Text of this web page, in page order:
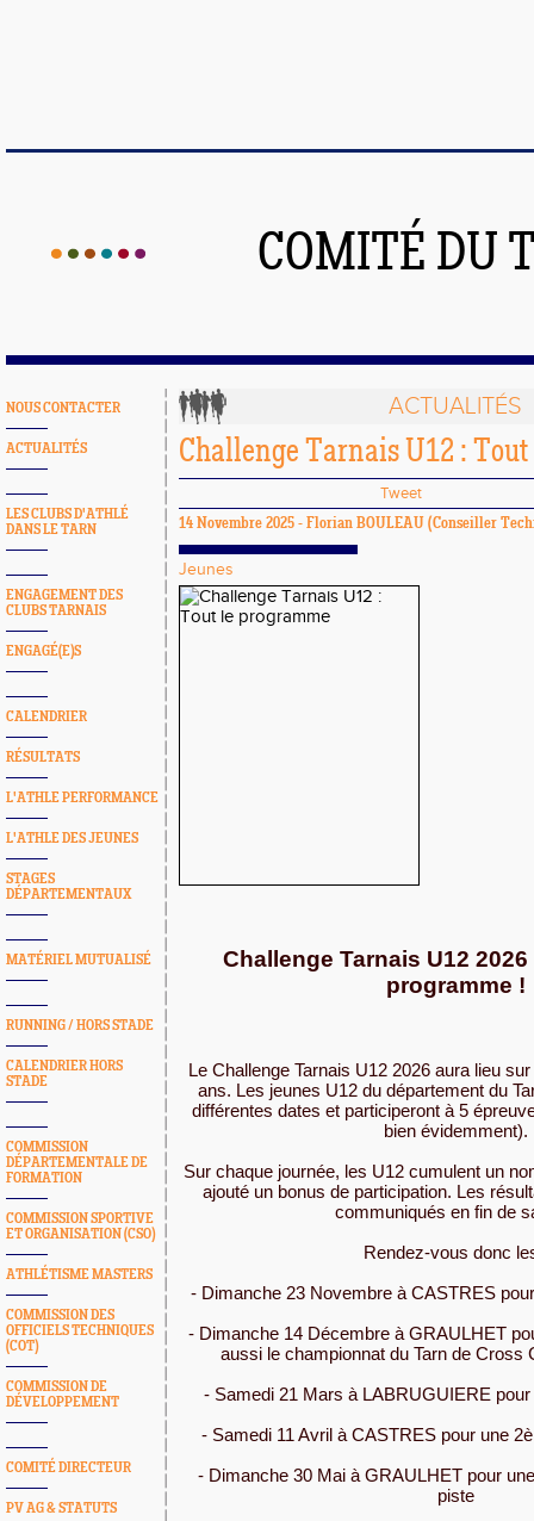
COMITÉ DU
NOUS CONTACTER
ACTUALITÉS
LES CLUBS D'ATHLÉ
DANS LE TARN
ENGAGEMENT DES
CLUBS TARNAIS
ENGAGÉ(E)S
CALENDRIER
RÉSULTATS
L'ATHLE PERFORMANCE
L'ATHLE DES JEUNES
STAGES
DÉPARTEMENTAUX
MATÉRIEL MUTUALISÉ
RUNNING / HORS STADE
CALENDRIER HORS
STADE
COMMISSION
DÉPARTEMENTALE DE
FORMATION
COMMISSION SPORTIVE
ET ORGANISATION (CSO)
ATHLÉTISME MASTERS
COMMISSION DES
OFFICIELS TECHNIQUES
(COT)
COMMISSION DE
DÉVELOPPEMENT
COMITÉ DIRECTEUR
PV AG & STATUTS
ACTUALITÉS
Challenge Tarnais U12 :
Tweet
14 Novembre 2025 - Florian BOULEAU (Conseiller
Jeunes
Challenge Tarnais U12
programme !
Le Challenge Tarnais U12 2026 aura lieu
ans. Les jeunes U12 du département du
différentes dates et participeront à 5
bien évidemment).
Sur chaque journée, les U12 cumulent un
ajouté un bonus de participation. Les
communiqués en fin de
Rendez-vous donc
- Dimanche 23 Novembre à CASTRES
- Dimanche 14 Décembre à GRAULHET
aussi le championnat du Tarn de Cross
- Samedi 21 Mars à LABRUGUIERE
- Samedi 11 Avril à CASTRES pour une
- Dimanche 30 Mai à GRAULHET pour
piste